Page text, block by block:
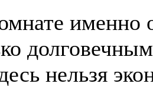
именно
нельзя